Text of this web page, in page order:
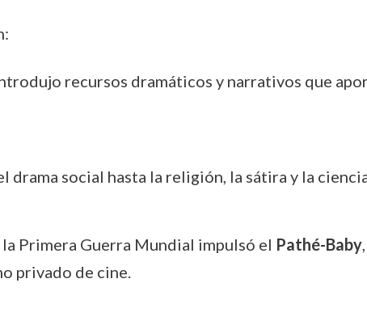
recursos dramáticos y narrativos que
drama social hasta la religión, la sátira y la
Primera Guerra Mundial impulsó el Pathé-Baby
privado de cine.